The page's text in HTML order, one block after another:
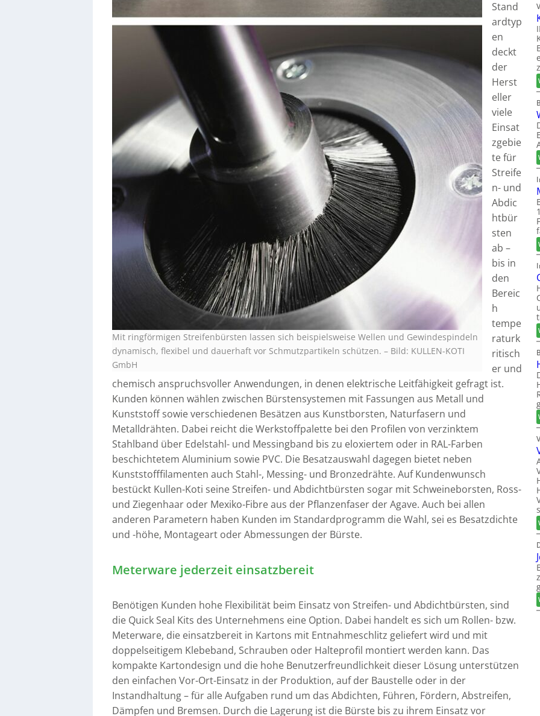
Mit ringförmigen Streifenbürsten lassen sich beispielsweise Wellen und Gewindespindeln
dynamisch, flexibel und dauerhaft vor Schmutzpartikeln schützen. – Bild: KULLEN-KOTI
GmbH
Stand
ardtyp
en
deckt
der
Herst
eller
viele
Einsat
zgebie
te für
Streife
n- und
Abdic
htbür
sten
ab –
bis in
den
Bereic
h
tempe
raturk
ritisch
er und
chemisch anspruchsvoller Anwendungen, in denen elektrische Leitfähigkeit gefragt ist.
Kunden können wählen zwischen Bürstensystemen mit Fassungen aus Metall und
Kunststoff sowie verschiedenen Besätzen aus Kunstborsten, Naturfasern und
Metalldrähten. Dabei reicht die Werkstoffpalette bei den Profilen von verzinktem
Stahlband über Edelstahl- und Messingband bis zu eloxiertem oder in RAL-Farben
beschichtetem Aluminium sowie PVC. Die Besatzauswahl dagegen bietet neben
Kunststofffilamenten auch Stahl-, Messing- und Bronzedrähte. Auf Kundenwunsch
bestückt Kullen-Koti seine Streifen- und Abdichtbürsten sogar mit Schweineborsten, Ross-
und Ziegenhaar oder Mexiko-Fibre aus der Pflanzenfaser der Agave. Auch bei allen
anderen Parametern haben Kunden im Standardprogramm die Wahl, sei es Besatzdichte
und -höhe, Montageart oder Abmessungen der Bürste.
Meterware jederzeit einsatzbereit
Benötigen Kunden hohe Flexibilität beim Einsatz von Streifen- und Abdichtbürsten, sind
die Quick Seal Kits des Unternehmens eine Option. Dabei handelt es sich um Rollen- bzw.
Meterware, die einsatzbereit in Kartons mit Entnahmeschlitz geliefert wird und mit
doppelseitigem Klebeband, Schrauben oder Halteprofil montiert werden kann. Das
kompakte Kartondesign und die hohe Benutzerfreundlichkeit dieser Lösung unterstützen
den einfachen Vor-Ort-Einsatz in der Produktion, auf der Baustelle oder in der
Instandhaltung – für alle Aufgaben rund um das Abdichten, Führen, Fördern, Abstreifen,
Dämpfen und Bremsen. Durch die Lagerung ist die Bürste bis zu ihrem Einsatz vor